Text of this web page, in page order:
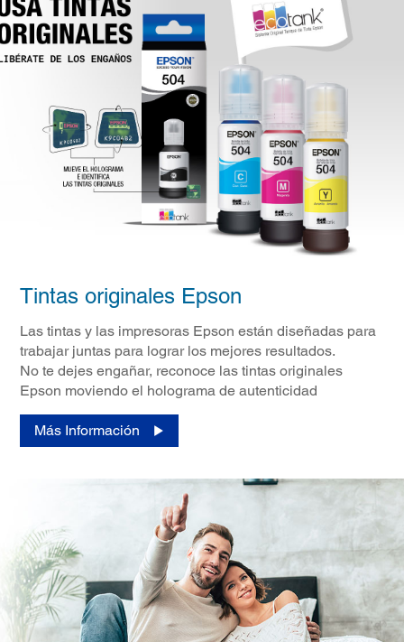
Tintas originales Epson
Las tintas y las impresoras Epson están diseñadas para
trabajar juntas para lograr los mejores resultados.
No te dejes engañar, reconoce las tintas originales
Epson moviendo el holograma de autenticidad
Más Información